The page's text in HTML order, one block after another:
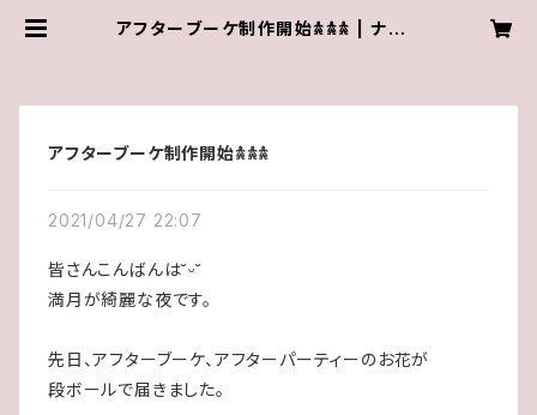
アフターブーケ制作開始𖠋𖠋𖠋 | ナチュ
アフターブーケ制作開始𖠋𖠋𖠋
2021/04/27 22:07
皆さんこんばんは˘ᵕ˘
満月が綺麗な夜です。
先日、アフターブーケ、アフターパーティーのお花が
段ボールで届きました。